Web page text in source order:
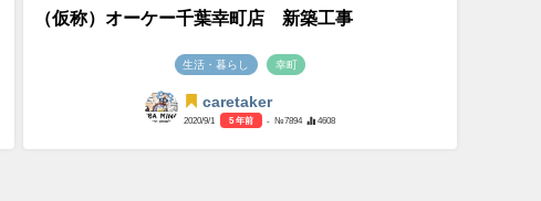
（仮称）オーケー千葉幸町店 新築工事
生活・暮らし 幸町
caretaker
2020/9/1 5 年前 - №7894 4608